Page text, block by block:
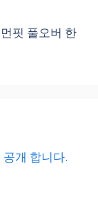
핏 풀오버 한
개 합니다.